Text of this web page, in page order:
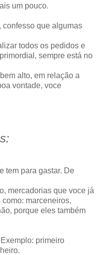
um pouco.
confesso que algumas
todos os pedidos e
sempre está no
alto, em relação a
vontade, voce
tem para gastar. De
mercadorias que voce já
marceneiros,
porque eles também
primeiro